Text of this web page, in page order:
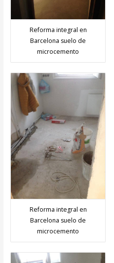
Reforma integral en
Barcelona suelo de
microcemento
Reforma integral en
Barcelona suelo de
microcemento